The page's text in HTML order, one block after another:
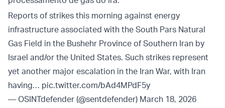
Reports of strikes this morning against energy
infrastructure associated with the South Pars Natural
Gas Field in the Bushehr Province of Southern Iran by
Israel and/or the United States. Such strikes represent
yet another major escalation in the Iran War, with Iran
having… pic.twitter.com/bAd4MPdF5y
— OSINTdefender (@sentdefender) March 18, 2026